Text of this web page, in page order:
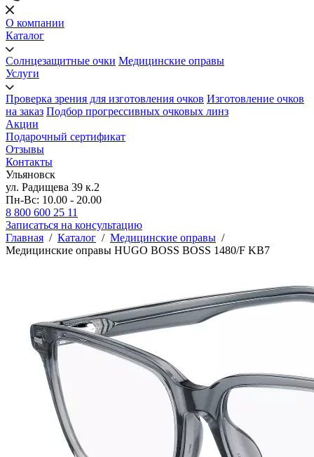
О компании
Каталог
Солнцезащитные очки Медицинские оправы
Услуги
Проверка зрения для изготовления очков Изготовление очков
на заказ Подбор прогрессивных очковых линз
Акции
Подарочный сертификат
Отзывы
Контакты
Ульяновск
ул. Радищева 39 к.2
Пн-Вс: 10.00 - 20.00
8 800 600 25 11
Записаться на консультацию
Главная / Каталог / Медицинские оправы /
Медицинские оправы HUGO BOSS BOSS 1480/F KB7